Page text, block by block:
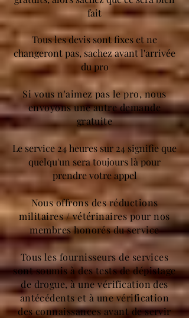
fait
Tous les devis sont fixes et ne
changeront pas, sachez avant l'arrivée
du pro
Si vous n'aimez pas le pro, nous
envoyons une autre demande
gratuite
Le service 24 heures sur 24 signifie que
quelqu'un sera toujours là pour
prendre votre appel
Nous offrons des réductions
militaires / vétérinaires pour nos
membres honorés du service
Tous les fournisseurs de services
sont soumis à des tests de dépistage
de drogue, à une vérification des
antécédents et à une vérification
des connaissances avant de servir